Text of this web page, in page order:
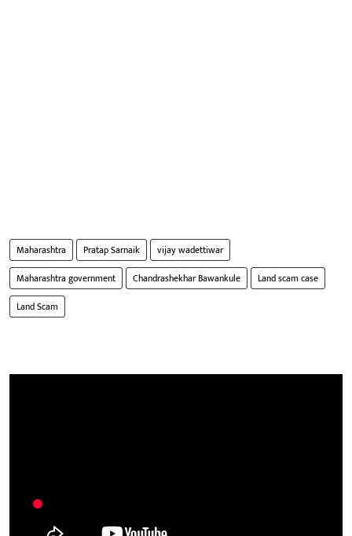
Maharashtra Pratap Sarnaik
vijay wadettiwar
Maharashtra government
Chandrashekhar Bawankule
Land scam case
Land Scam